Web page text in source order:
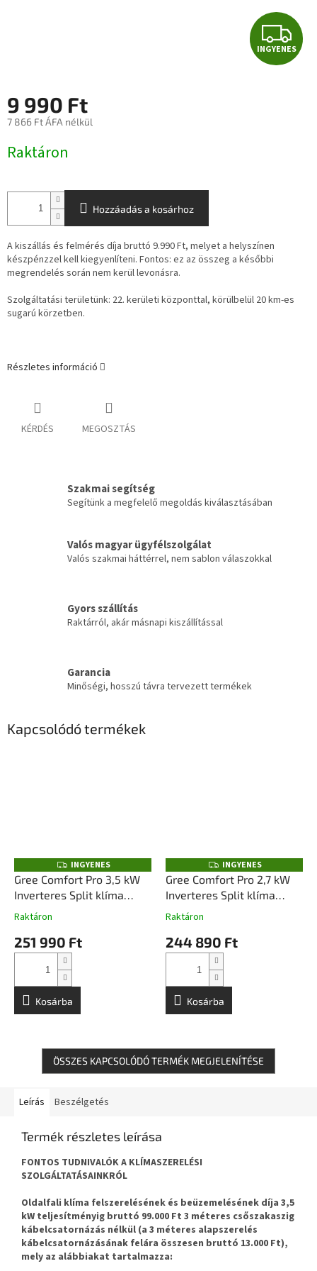
I
N
INGYENES
9 990 Ft
7 866 Ft ÁFA nélkül
Raktáron
Hozzáadás a kosárhoz
A kiszállás és felmérés díja bruttó 9.990 Ft, melyet a helyszínen
készpénzzel kell kiegyenlíteni. Fontos: ez az összeg a későbbi
megrendelés során nem kerül levonásra.
Szolgáltatási területünk: 22. kerületi központtal, körülbelül 20 km-es
sugarú körzetben.
Részletes információ
KÉRDÉS MEGOSZTÁS
Szakmai segítség
Segítünk a megfelelő megoldás kiválasztásában
Valós magyar ügyfélszolgálat
Valós szakmai háttérrel, nem sablon válaszokkal
Gyors szállítás
Raktárról, akár másnapi kiszállítással
Garancia
Minőségi, hosszú távra tervezett termékek
Kapcsolódó termékek
I
N
G
Y
INGYENES
Gree Comfort Pro 3,5 kW
Inverteres Split klíma
szett (GWH12ACCXD-
Raktáron
251 990 Ft
Kosárba
I
N
G
Y
INGYENES
Gree Comfort Pro 2,7 kW
Inverteres Split klíma
szett (GWH09ACCXB-
Raktáron
244 890 Ft
Kosárba
ÖSSZES KAPCSOLÓDÓ TERMÉK MEGJELENÍTÉSE
Leírás Beszélgetés
Termék részletes leírása
FONTOS TUDNIVALÓK A KLÍMASZERELÉSI
SZOLGÁLTATÁSAINKRÓL
Oldalfali klíma felszerelésének és beüzemelésének díja 3,5
kW teljesítményig bruttó 99.000 Ft 3 méteres csőszakaszig
kábelcsatornázás nélkül (a 3 méteres alapszerelés
kábelcsatornázásának felára összesen bruttó 13.000 Ft),
mely az alábbiakat tartalmazza: